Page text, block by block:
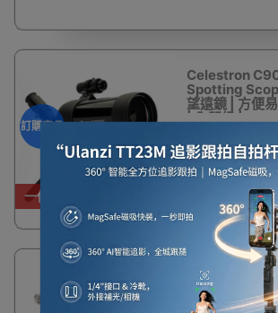
一件免運費
訂購產品
Celestron
Spotting
望遠鏡 | 方便
| 入門級 |
OFF
星特朗
筒 T-Adaptor
英寸) | 延長焦